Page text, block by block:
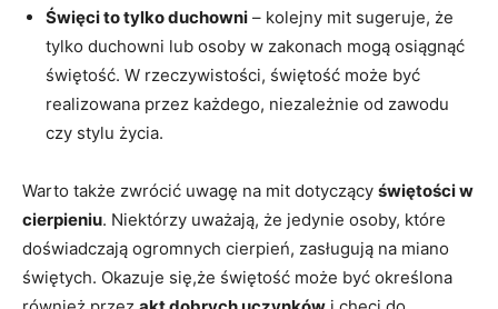
Święci to tylko duchowni – kolejny mit sugeruje, ⁤że
tylko duchowni lub osoby ​w zakonach‍ mogą​ osiągnąć ​
świętość. W rzeczywistości, ‍świętość może być
realizowana przez każdego, niezależnie od ​zawodu
czy ​stylu ‌życia.
Warto także zwrócić uwagę na mit dotyczący świętości w
cierpieniu. Niektórzy uważają, że jedynie osoby,‌ które
doświadczają ogromnych⁢ cierpień, zasługują na ​miano
świętych. ‍Okazuje się,że świętość może być ‍określona